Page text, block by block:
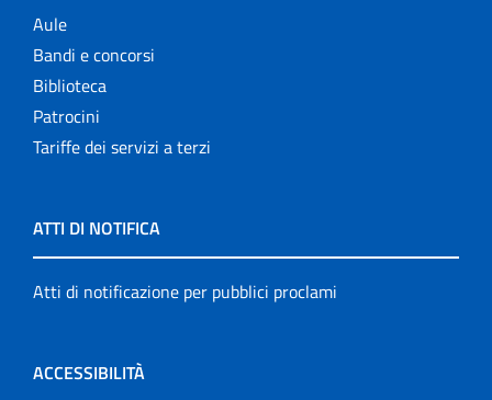
Aule
Bandi e concorsi
Biblioteca
Patrocini
Tariffe dei servizi a terzi
ATTI DI NOTIFICA
Atti di notificazione per pubblici proclami
ACCESSIBILITÀ